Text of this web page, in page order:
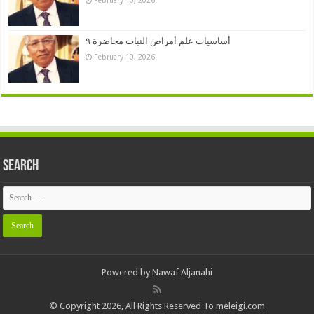
أساسيات علم أمراض النبات محاضرة ٩
February 10, 2026
Search
Powered by Nawaf Aljanahi
© Copyright 2026, All Rights Reserved To meleigi.com